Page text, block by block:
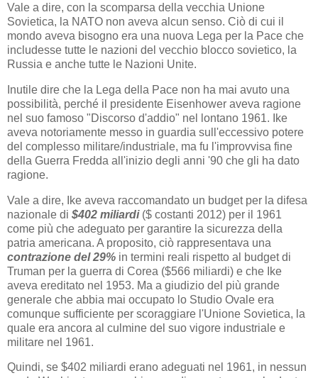
Vale a dire, con la scomparsa della vecchia Unione
Sovietica, la NATO non aveva alcun senso. Ciò di cui il
mondo aveva bisogno era una nuova Lega per la Pace che
includesse tutte le nazioni del vecchio blocco sovietico, la
Russia e anche tutte le Nazioni Unite.
Inutile dire che la Lega della Pace non ha mai avuto una
possibilità, perché il presidente Eisenhower aveva ragione
nel suo famoso "Discorso d'addio" nel lontano 1961. Ike
aveva notoriamente messo in guardia sull'eccessivo potere
del complesso militare/industriale, ma fu l'improvvisa fine
della Guerra Fredda all'inizio degli anni '90 che gli ha dato
ragione.
Vale a dire, Ike aveva raccomandato un budget per la difesa
nazionale di $402 miliardi($ costanti 2012) per il 1961
come più che adeguato per garantire la sicurezza della
patria americana. A proposito, ciò rappresentava una
contrazione del 29% in termini reali rispetto al budget di
Truman per la guerra di Corea ($566 miliardi) e che Ike
aveva ereditato nel 1953. Ma a giudizio del più grande
generale che abbia mai occupato lo Studio Ovale era
comunque sufficiente per scoraggiare l'Unione Sovietica, la
quale era ancora al culmine del suo vigore industriale e
militare nel 1961.
Quindi, se $402 miliardi erano adeguati nel 1961, in nessun